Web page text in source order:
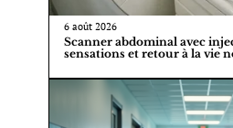
6 août 2026
Scanner abdominal avec
sensations et retour à la vie